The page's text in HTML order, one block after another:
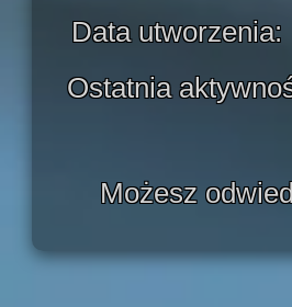
Data utworzenia:
Ostatnia
Możesz